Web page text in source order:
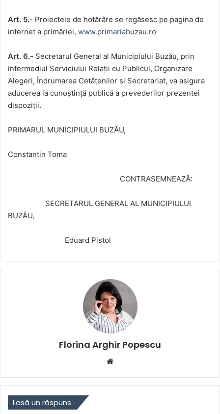
Art. 5.- Proiectele de hotărâre se regăsesc pe pagina de
internet a primăriei, www.primariabuzau.ro
Art. 6.- Secretarul General al Municipiului Buzău, prin
intermediul Serviciului Relaţii cu Publicul, Organizare
Alegeri, Îndrumarea Cetăţenilor şi Secretariat, va asigura
aducerea la cunoştinţă publică a prevederilor prezentei
dispoziţii.
PRIMARUL MUNICIPIULUI BUZĂU,
Constantin Toma
CONTRASEMNEAZĂ:
SECRETARUL GENERAL AL MUNICIPIULUI
BUZĂU,
Eduard Pistol
Florina Arghir Popescu
Lasă un răspuns